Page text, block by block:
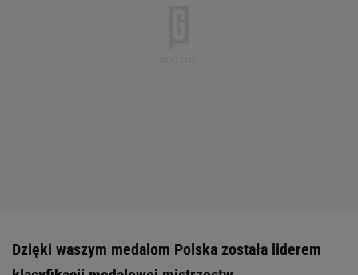
Dzięki waszym medalom Polska została liderem